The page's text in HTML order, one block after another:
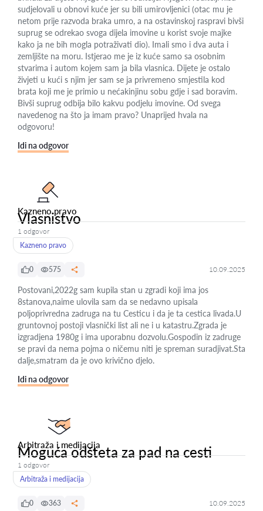
sudjelovali u obnovi kuće jer su bili umirovljenici (otac mu je
netom prije razvoda braka umro, a na ostavinskoj raspravi bivši
suprug se odrekao svoga dijela imovine u korist svoje majke
kako ja ne bih mogla potraživati dio). Imali smo i dva auta i
zemljište na moru. Istjerao me je iz kuće samo sa osobnim
stvarima i autom kojem sam ja bila vlasnica. Dijete je ostalo
živjeti u kući s njim jer sam se ja privremeno smjestila kod
brata koji me je primio u nećakinjinu sobu gdje i sad boravim.
Bivši suprug odbija bilo kakvu podjelu imovine. Od svega
navedenog na što ja imam pravo? Unaprijed hvala na
odgovoru!
Idi na odgovor
Kazneno pravo
Vlasnistvo
1 odgovor
Kazneno pravo
0 575 10.09.2025
Postovani,2022g sam kupila stan u zgradi koji ima jos
8stanova,naime ulovila sam da se nedavno upisala
poljoprivredna zadruga na tu Cesticu i da je ta cestica livada.U
gruntovnoj postoji vlasnički list ali ne i u katastru.Zgrada je
izgradjena 1980g i ima uporabnu dozvolu.Gospodin iz zadruge
se pravi da nema pojma o ničemu niti je spreman suradjivat.Sta
dalje,smatram da je ovo krivično djelo.
Idi na odgovor
Arbitraža i medijacija
Moguća odšteta za pad na cesti
1 odgovor
Arbitraža i medijacija
0 363 10.09.2025